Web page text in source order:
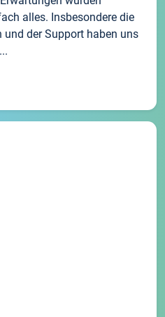
alles. Insbesondere die
der Support haben uns